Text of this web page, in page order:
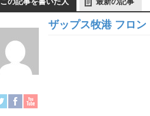
ザップス牧港 フロン